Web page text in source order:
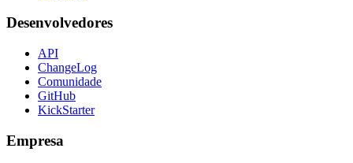
Desenvolvedores
API
ChangeLog
Comunidade
GitHub
KickStarter
Empresa